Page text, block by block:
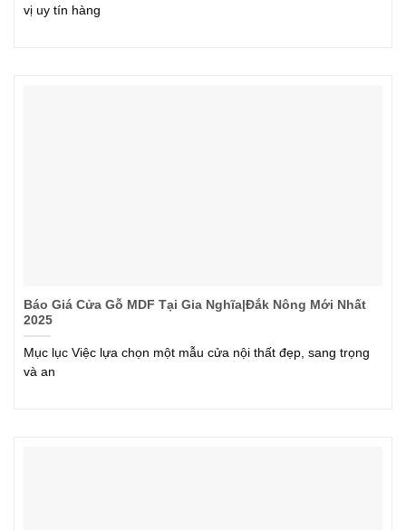
vị uy tín hàng
Báo Giá Cửa Gỗ MDF Tại Gia Nghĩa|Đắk Nông Mới Nhất
2025
Mục lục Việc lựa chọn một mẫu cửa nội thất đẹp, sang trọng
và an